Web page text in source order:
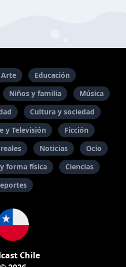
Arte
Educación
Niños y familia
Música
Cultura y sociedad
y Televisión
Ficción
Noticias
Ocio
forma física
Ciencias
Chile